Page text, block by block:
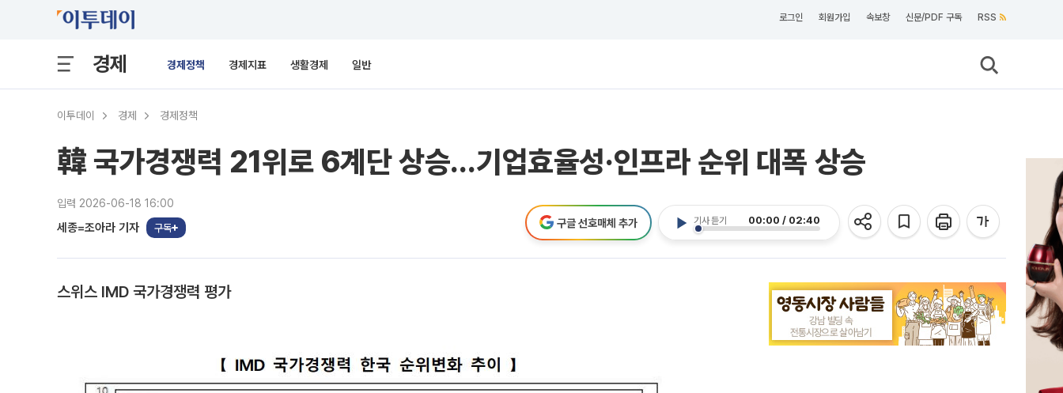
로그인 회원가입 속보창 신문/PDF 구독 RSS
경제 경제정책 경제지표 생활경제 일반
이투데이 경제 경제정책
韓 국가경쟁력 21위로 6계단 상승…기업효율성·인프라 순위 대폭 상승
입력 2026-06-18 16:00
세종=조아라 기자 구독
기사 듣기 00:00 / 02:40
구글 선호매체 추가
스위스 IMD 국가경쟁력 평가